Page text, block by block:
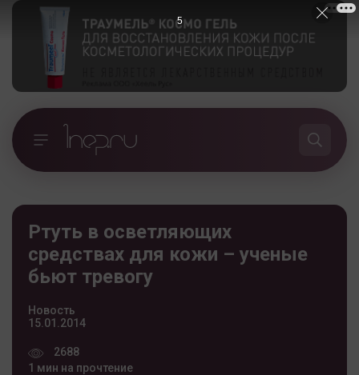
Ртуть в осветляющих
средствах для кожи – ученые
бьют тревогу
Новость
15.01.2014
2688
1 мин на прочтение
5